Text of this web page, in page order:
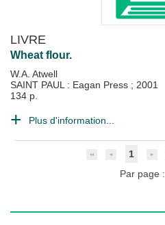
LIVRE
Wheat flour.
W.A. Atwell
SAINT PAUL : Eagan Press ; 2001
134 p.
Plus d'information...
1
Par page :